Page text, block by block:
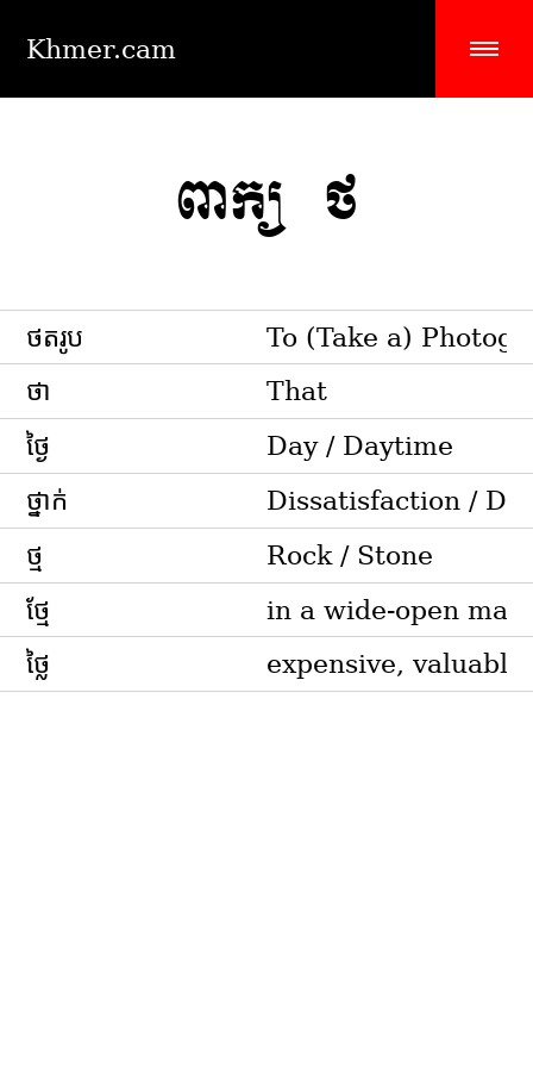
Khmer.cam
ពាក្យ ថ
ថតរូប
To (Take a)
ថា
That
ថ្ងៃ
Day / Daytime
ថ្នាក់
Dissatisfaction /
ថ្ម
Rock / Stone
ថ្មែ
in a wide-open
ថ្លៃ
expensive, valuable.